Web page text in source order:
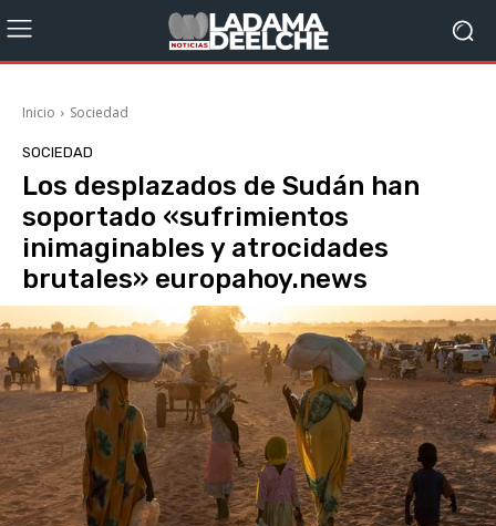
Inicio Sociedad
SOCIEDAD
Los desplazados de Sudán han
soportado «sufrimientos
inimaginables y atrocidades
brutales» europahoy.news